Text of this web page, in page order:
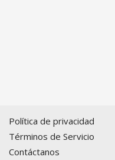
Política de privacidad
Términos de Servicio
Contáctanos